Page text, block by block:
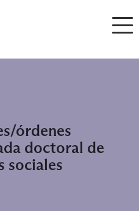
órdenes
doctoral de
sociales